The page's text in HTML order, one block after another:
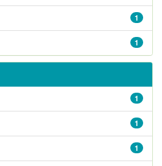
1
1
1
1
1